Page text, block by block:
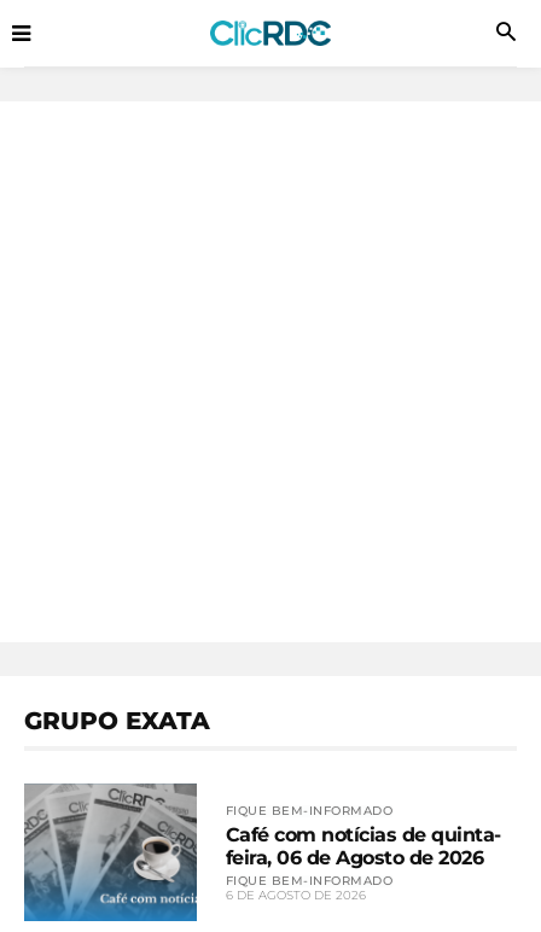
GRUPO EXATA
FIQUE BEM-INFORMADO
Café com notícias de quinta-
feira, 06 de Agosto de 2026
FIQUE BEM-INFORMADO
6 DE AGOSTO DE 2026